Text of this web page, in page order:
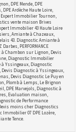
DPE Mende, DPE
Ardèche Haute Loire,
Immobilier Tournon,
vente maison Brives
Immobilier 43 Haute Loire
Amiante à Chazeaux,
43. Diagnostic Amiante à
PERFORMANCE
à Chambon sur Lignon, Devis
Diagnostic Immobilier
à Yssingeaux, Diagnostic
Diagnostic à Yssingeaux,
Devis Diagnostic Le Puy en
Plomb à Lemps, Le Brignon
DPE Marvejols, Diagnostic à
Evaluation maison,
de Performance
moins cher Diagnostics
07 DPE Lozère,
Tence.